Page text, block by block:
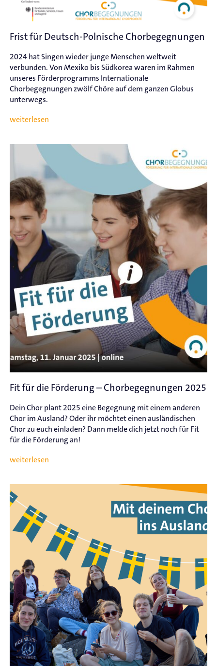
Frist für Deutsch-Polnische Chorbegegnungen
2024 hat Singen wieder junge Menschen weltweit
verbunden. Von Mexiko bis Südkorea waren im Rahmen
unseres Förderprogramms Internationale
Chorbegegnungen zwölf Chöre auf dem ganzen Globus
unterwegs.
weiterlesen
Fit für die Förderung – Chorbegegnungen 2025
Dein Chor plant 2025 eine Begegnung mit einem anderen
Chor im Ausland? Oder ihr möchtet einen ausländischen
Chor zu euch einladen? Dann melde dich jetzt noch für Fit
für die Förderung an!
weiterlesen